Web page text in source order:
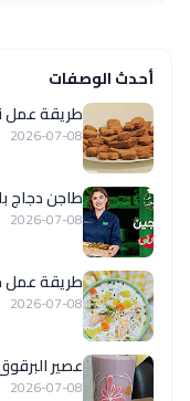
أحدث الوصفات
طريقة عمل
2026-07-08
طاجن دجاج
2026-07-08
طريقة عمل
2026-07-08
عصير
2026-07-08